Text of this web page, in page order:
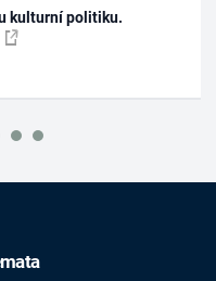
kulturní politiku.